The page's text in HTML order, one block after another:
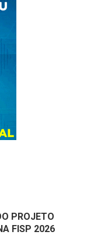
PROJETO
FISP 2026